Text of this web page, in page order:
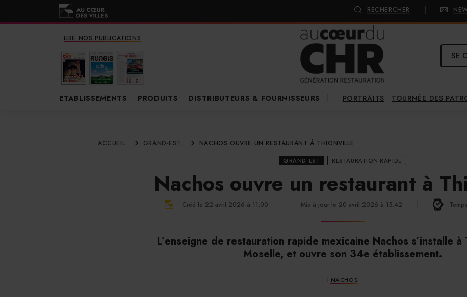
RECHERCHER
LIRE NOS PUBLICATIONS
SE
ETABLISSEMENTS PRODUITS DISTRIBUTEURS & FOURNISSEURS PORTRAITS TOURNÉE DES
ACCUEIL GRAND-EST NACHOS OUVRE UN RESTAURANT À THIONVILLE
GRAND-EST RESTAURATION RAPIDE
Nachos ouvre un restaurant à
Créé le 22 avril 2026 à 11:00 Mis à jour le 20 avril 2026 à 15:42
L’enseigne de restauration rapide mexicaine Nachos s’installe à
Moselle, et ouvre son 34e établissement.
NACHOS